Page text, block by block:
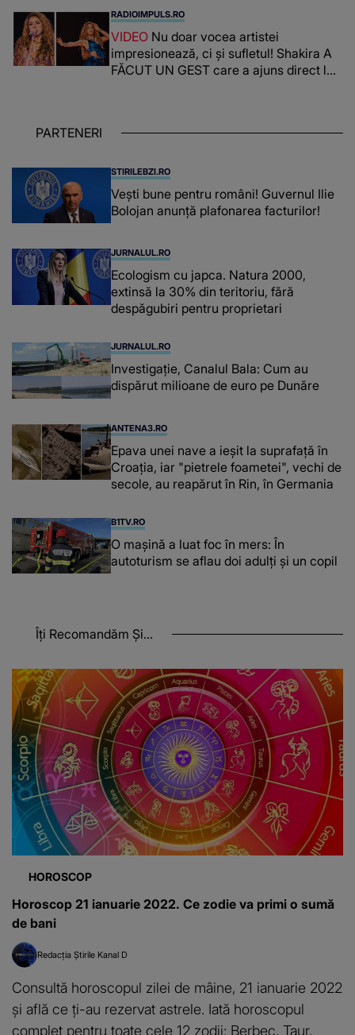
CREDEA CĂ VA VEDEA AȘA CEVA: "Fix
în fața unui..."
RADIOIMPULS.RO
VIDEO Nu doar vocea artistei
impresionează, ci și sufletul! Shakira A
FĂCUT UN GEST care a ajuns direct la
așteptând oportunitatea
PARTENERI
STIRILEBZI.RO
Vești bune pentru români! Guvernul Ilie
Bolojan anunță plafonarea facturilor!
JURNALUL.RO
Ecologism cu japca. Natura 2000,
extinsă la 30% din teritoriu, fără
despăgubiri pentru proprietari
JURNALUL.RO
Investigație, Canalul Bala: Cum au
dispărut milioane de euro pe Dunăre
ANTENA3.RO
Epava unei nave a ieșit la suprafață în
Croația, iar "pietrele foametei", vechi de
secole, au reapărut în Rin, în Germania
B1TV.RO
O maşină a luat foc în mers: În
autoturism se aflau doi adulți și un copil
Îți Recomandăm Și...
HOROSCOP
Horoscop 21 ianuarie 2022. Ce zodie va primi o sumă
de bani
Redacția Știrile Kanal D
Consultă horoscopul zilei de mâine, 21 ianuarie 2022
și află ce ţi-au rezervat astrele. Iată horoscopul
complet pentru toate cele 12 zodii: Berbec, Taur,